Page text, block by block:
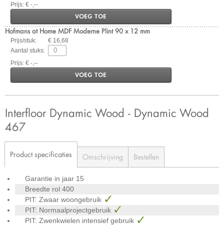
Prijs: € -,--
VOEG TOE
Hofmans at Home MDF Moderne Plint 90 x 12 mm
Prijs/stuk:
€ 16,68
Aantal stuks:
Prijs: € -,--
VOEG TOE
Interfloor Dynamic Wood - Dynamic Wood
467
Product specificaties Omschrijving Bestellen
Garantie in jaar 15
Breedte rol 400
PIT: Zwaar woongebruik
PIT: Normaalprojectgebruik
PIT: Zwenkwielen intensief gebruik